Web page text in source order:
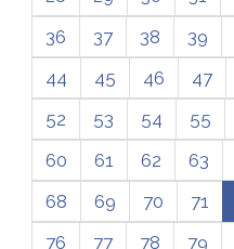
36
37 38 39
44
45 46 47
52
53 54 55
60
61 62 63
68
69 70 71
76
77 78 79